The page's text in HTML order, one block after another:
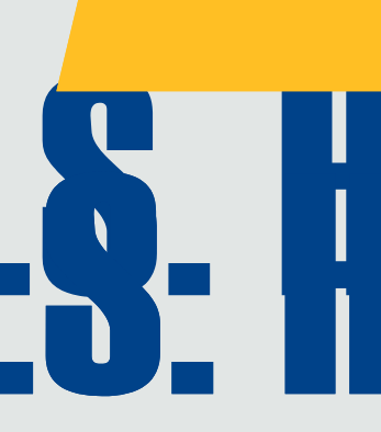
éprouvée
rotation ou réglages spécifiques) y compris